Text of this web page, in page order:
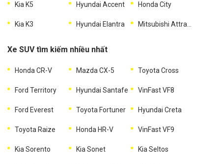
Kia K5 Hyundai Accent Honda City
Kia K3 Hyundai Elantra Mitsubishi Attrage
Xe SUV tìm kiếm nhiều nhất
Honda CR-V Mazda CX-5 Toyota Cross
Ford Territory Hyundai Santafe VinFast VF8
Ford Everest Toyota Fortuner Hyundai Creta
Toyota Raize Honda HR-V VinFast VF9
Kia Sorento Kia Sonet Kia Seltos